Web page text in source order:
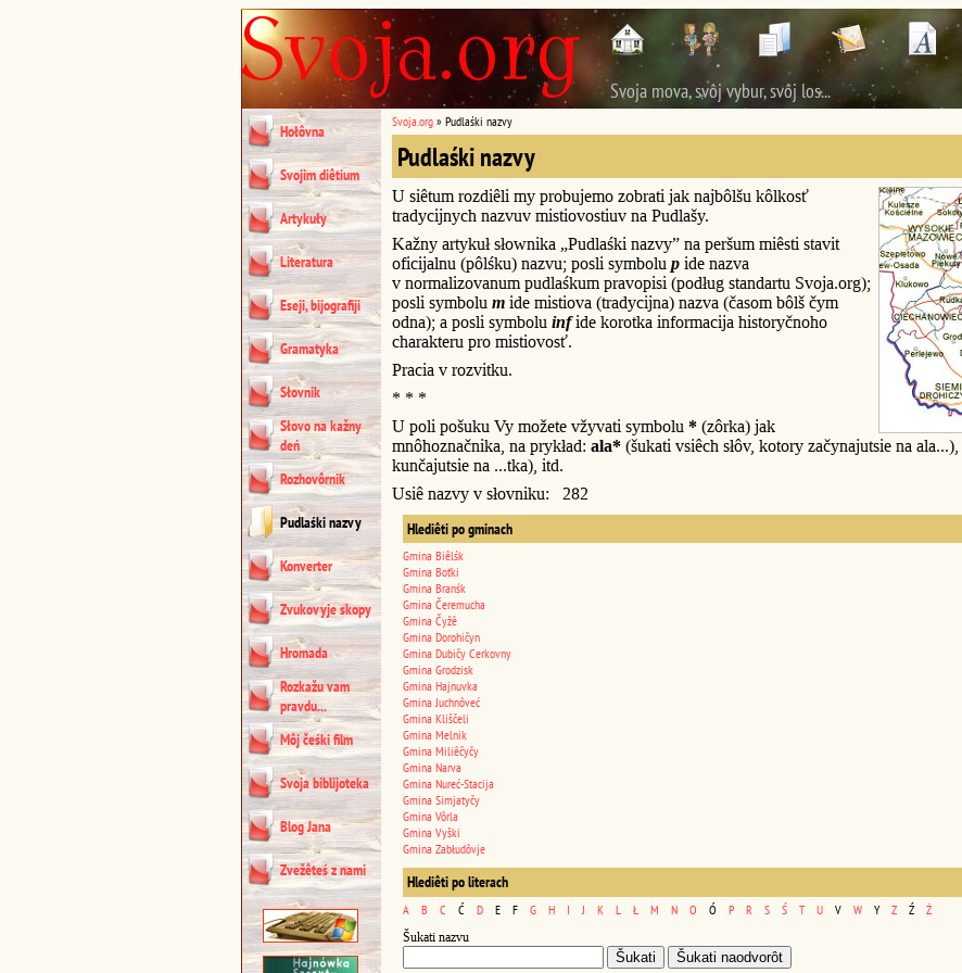
Svoja mova, svôj vybur, svôj los...
Hołôvna
Svojim diêtium
Artykuły
Literatura
Eseji, bijografiji
Gramatyka
Słovnik
Słovo na kažny
deń
Rozhovôrnik
Pudlaśki nazvy
Konverter
Zvukovyje skopy
Hromada
Rozkažu vam
pravdu...
Môj čeśki film
Svoja biblijoteka
Blog Jana
Zvežêteś z nami
Svoja.org » Pudlaśki nazvy
Pudlaśki nazvy
U siêtum rozdiêli my probujemo zobrati jak najbôlšu kôlkosť
tradycijnych nazvuv mistiovostiuv na Pudlašy.
Kažny artykuł słownika „Pudlaśki nazvy” na peršum miêsti stavit
oficijalnu (pôlśku) nazvu; posli symbolu p ide nazva
v normalizovanum pudlaśkum pravopisi (podług standartu Svoja.org);
posli symbolu m ide mistiova (tradycijna) nazva (časom bôlš čym
odna); a posli symbolu infide korotka informacija historyčnoho
charakteru pro mistiovosť.
Pracia v rozvitku.
* * *
U poli pošuku Vy možete vžyvati symbolu * (zôrka) jak
mnôhoznačnika, na prykład: ala* (šukati vsiêch słôv, kotory začynajutsie na ala...),
kunčajutsie na ...tka), itd.
Usiê nazvy v słovniku: 282
Hlediêti po gminach
Gmina Biêlśk
Gmina Boťki
Gmina Branśk
Gmina Čeremucha
Gmina Čyžê
Gmina Dorohičyn
Gmina Dubičy Cerkovny
Gmina Grodzisk
Gmina Hajnuvka
Gmina Juchnôveć
Gmina Kliščeli
Gmina Melnik
Gmina Miliêčyčy
Gmina Narva
Gmina Nureć-Stacija
Gmina Simjatyčy
Gmina Vôrla
Gmina Vyški
Gmina Zabłudôvje
Hlediêti po literach
A B C Ć D E F G H I J K L Ł M N O Ó P R S Ś T U V W Y Z Ź Ż
Šukati nazvu